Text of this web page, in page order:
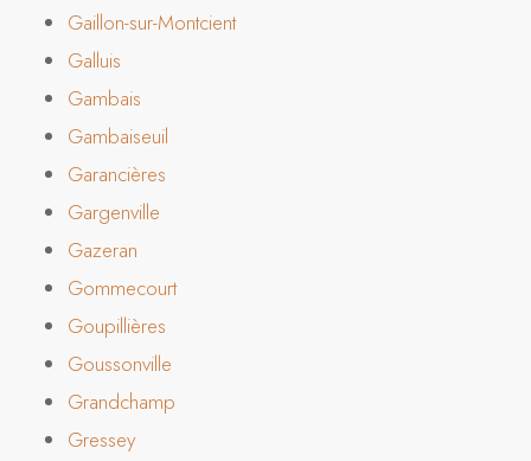
Gaillon-sur-Montcient
Galluis
Gambais
Gambaiseuil
Garancières
Gargenville
Gazeran
Gommecourt
Goupillières
Goussonville
Grandchamp
Gressey